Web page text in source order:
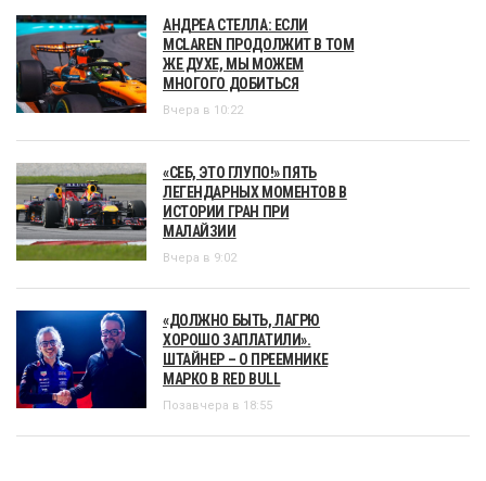
АНДРЕА СТЕЛЛА: ЕСЛИ
MCLAREN ПРОДОЛЖИТ В ТОМ
ЖЕ ДУХЕ, МЫ МОЖЕМ
МНОГОГО ДОБИТЬСЯ
Вчера в 10:22
«СЕБ, ЭТО ГЛУПО!» ПЯТЬ
ЛЕГЕНДАРНЫХ МОМЕНТОВ В
ИСТОРИИ ГРАН ПРИ
МАЛАЙЗИИ
Вчера в 9:02
«ДОЛЖНО БЫТЬ, ЛАГРЮ
ХОРОШО ЗАПЛАТИЛИ».
ШТАЙНЕР – О ПРЕЕМНИКЕ
МАРКО В RED BULL
Позавчера в 18:55